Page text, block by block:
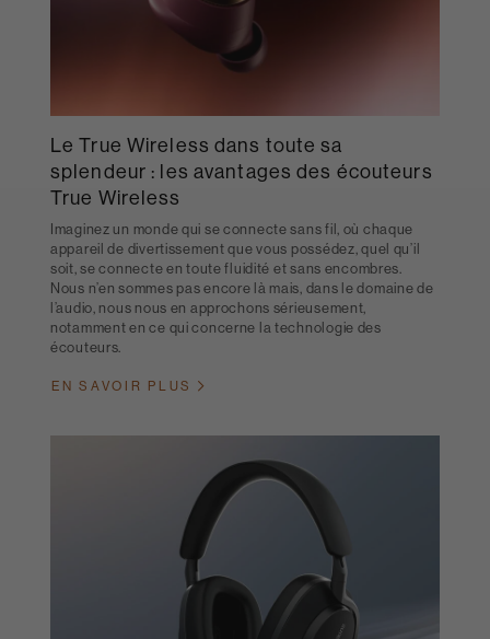
Le True Wireless dans toute sa
splendeur : les avantages des écouteurs
True Wireless
Imaginez un monde qui se connecte sans fil, où chaque
appareil de divertissement que vous possédez, quel qu’il
soit, se connecte en toute fluidité et sans encombres.
Nous n’en sommes pas encore là mais, dans le domaine de
l’audio, nous nous en approchons sérieusement,
notamment en ce qui concerne la technologie des
écouteurs.
EN SAVOIR PLUS